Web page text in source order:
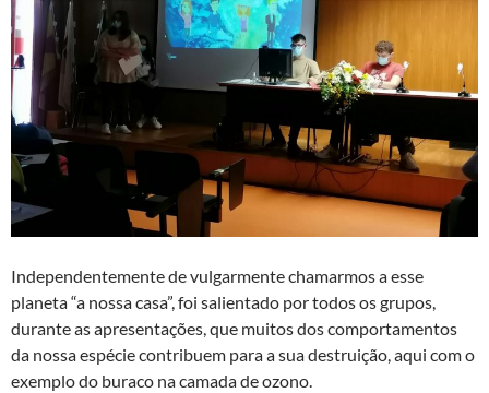
Independentemente de vulgarmente chamarmos a esse
planeta “a nossa casa”, foi salientado por todos os grupos,
durante as apresentações, que muitos dos comportamentos
da nossa espécie contribuem para a sua destruição, aqui com o
exemplo do buraco na camada de ozono.